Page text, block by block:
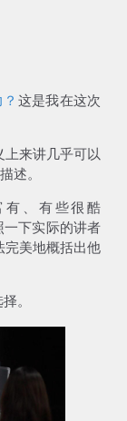
这是我在这次
来讲几乎可以
述。
、有些很酷
一下实际的讲者
完美地概括出他
。